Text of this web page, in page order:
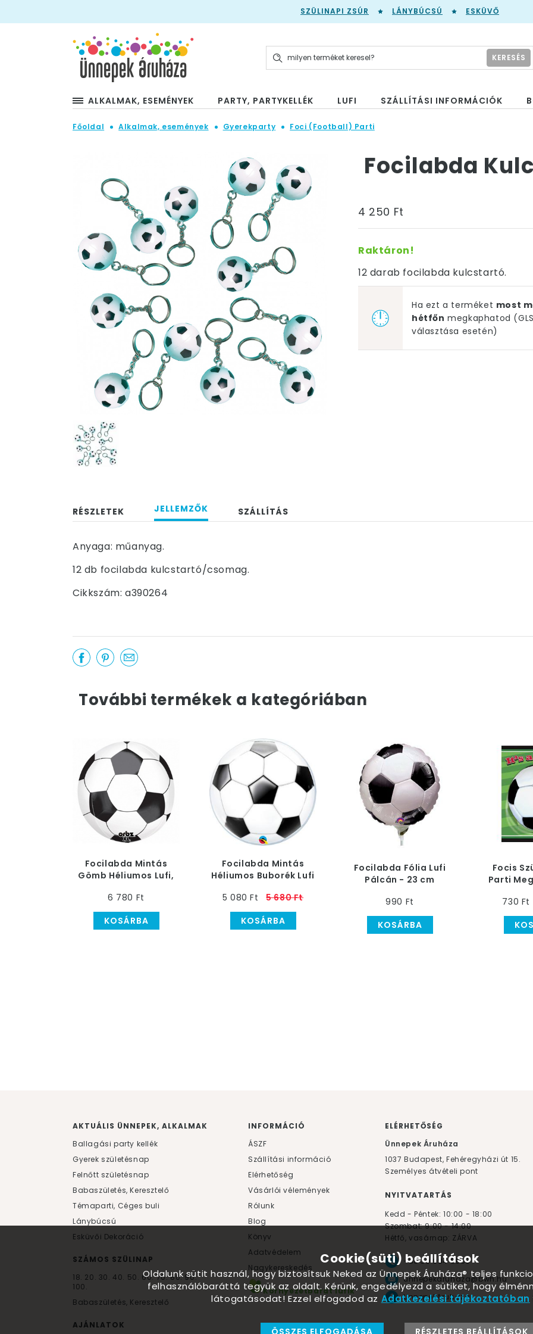
SZÜLINAPI ZSÚR LÁNYBÚCSÚ ESKÜVŐ
KERESÉS
ALKALMAK, ESEMÉNYEK PARTY, PARTYKELLÉK LUFI SZÁLLÍTÁSI INFORMÁCIÓK
Főoldal Alkalmak, események Gyerekparty Foci (Football) Parti
Focilabda
4 250 Ft
Raktáron!
12 darab focilabda kulcstartó.
Ha ezt a terméket most
hétfőn megkaphatod
választása esetén)
RÉSZLETEK JELLEMZŐK SZÁLLÍTÁS
Anyaga: műanyag.
12 db focilabda kulcstartó/csomag.
Cikkszám: a390264
További termékek a kategóriában
Focilabda Mintás
Gömb Héliumos Lufi,
6 780 Ft
KOSÁRBA
Focilabda Mintás
Héliumos Buborék Lufi
5 080 Ft
5 680 Ft
KOSÁRBA
Focilabda Fólia Lufi
Pálcán - 23 cm
990 Ft
KOSÁRBA
Focis
Parti
730 Ft
AKTUÁLIS ÜNNEPEK, ALKALMAK
Ballagási party kellék
Gyerek születésnap
Felnőtt születésnap
Babaszületés, Keresztelő
Témaparti, Céges buli
Lánybúcsú
Esküvői Dekoráció
SZÁMOS SZÜLINAP
18. 20. 30. 40. 50. 60.70.80.90.
100.
Babaszületés, Keresztelő
AJÁNLATOK
INFORMÁCIÓ
ÁSZF
Szállítási információ
Elérhetőség
Vásárlói vélemények
Rólunk
Blog
Könyv
Adatvédelem
Nagykereskedés
Környezetbarát lufik
ELÉRHETŐSÉG
Ünnepek Áruháza
1037 Budapest, Fehéregyházi út 15.
Személyes átvételi pont
NYITVATARTÁS
Kedd - Péntek: 10:00 - 18:00
Szombat: 9:00 - 14:00
Hétfő, vasárnap: ZÁRVA
+36 30 984 6955
unnepekaruhaza@bwh.hu
UnnepekAruhaza
Cookie(süti) beállítások
Oldalunk sütit használ, hogy biztosítsuk Neked az Ünnepek Áruháza® teljes
felhasználóbaráttá tegyük az oldalt. Kérünk, engedélyezd a sütiket, hogy
látogatásodat! Ezzel elfogadod az Adatkezelési tájékoztatóban
ÖSSZES ELFOGADÁSA RÉSZLETES BEÁLLÍTÁSOK